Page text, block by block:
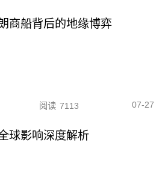
商船背后的地缘博弈
阅读 7113 07-27
球影响深度解析